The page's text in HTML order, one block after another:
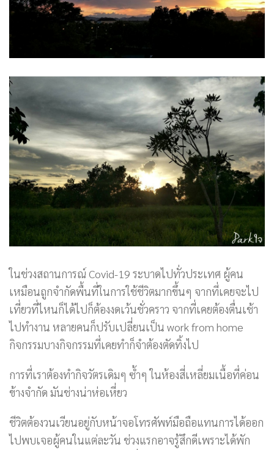
ในช่วงสถานการณ์ Covid-19 ระบาดไปทั่วประเทศ ผู้คน
เหมือนถูกจำกัดพื้นที่ในการใช้ชีวิตมากขึ้นๆ จากที่เคยจะไป
เที่ยวที่ไหนก็ได้ไปก็ต้องงดเว้นชั่วคราว จากที่เคยต้องตื่นเช้า
ไปทำงาน หลายคนก็ปรับเปลี่ยนเป็น work from home
กิจกรรมบางกิจกรรมที่เคยทำก็จำต้องตัดทิ้งไป
การที่เราต้องทำกิจวัตรเดิมๆ ซ้ำๆ ในห้องสี่เหลี่ยมเนื้อที่ค่อน
ข้างจำกัด มันช่างน่าห่อเหี่ยว
ชีวิตต้องวนเวียนอยู่กับหน้าจอโทรศัพท์มือถือแทนการได้ออก
ไปพบเจอผู้คนในแต่ละวัน ช่วงแรกอาจรู้สึกดีเพราะได้พัก